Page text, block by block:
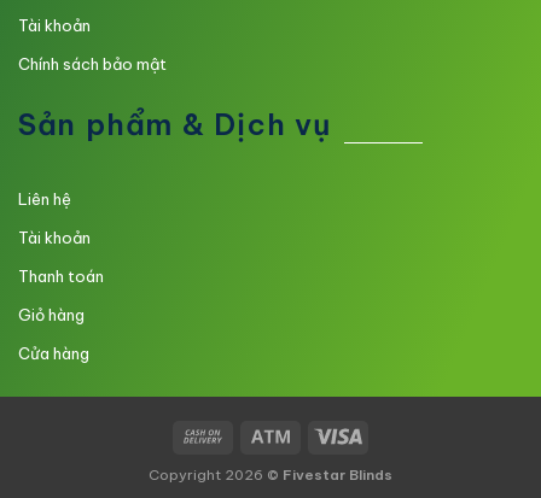
Tài khoản
Chính sách bảo mật
Sản phẩm & Dịch vụ
Liên hệ
Tài khoản
Thanh toán
Giỏ hàng
Cửa hàng
Copyright 2026 © Fivestar Blinds